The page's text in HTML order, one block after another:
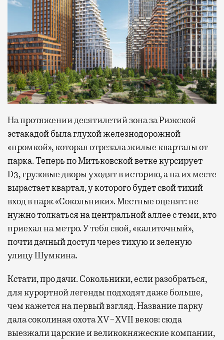
На протяжении десятилетий зона за Рижской
эстакадой была глухой железнодорожной
«промкой», которая отрезала жилые кварталы от
парка. Теперь по Митьковской ветке курсирует
D3, грузовые дворы уходят в историю, а на их месте
вырастает квартал, у которого будет свой тихий
вход в парк «Сокольники». Местные оценят: не
нужно толкаться на центральной аллее с теми, кто
приехал на метро. У тебя свой, «калиточный»,
почти дачный доступ через тихую и зеленую
улицу Шумкина.
Кстати, про дачи. Сокольники, если разобраться,
для курортной легенды подходят даже больше,
чем кажется на первый взгляд. Название парку
дала соколиная охота XV−XVII веков: сюда
выезжали царские и великокняжеские компании,